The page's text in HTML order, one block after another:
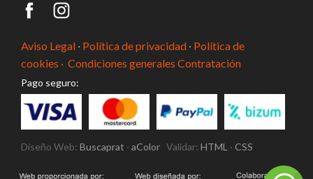
Aviso Legal · Política de privacidad · Política de
cookies · Condiciones generales Contratación
Pago seguro:
Diseño Web: Buscaprat · aColor Validar: HTML · CSS